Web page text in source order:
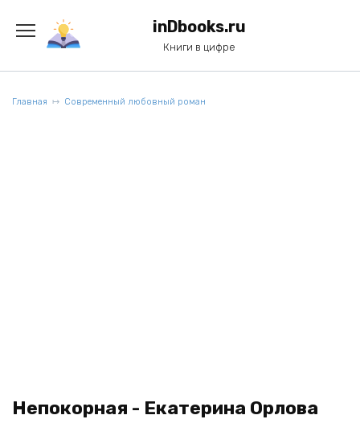
содержанию
inDbooks.ru
Книги в цифре
Главная Современный любовный роман
Непокорная - Екатерина Орлова